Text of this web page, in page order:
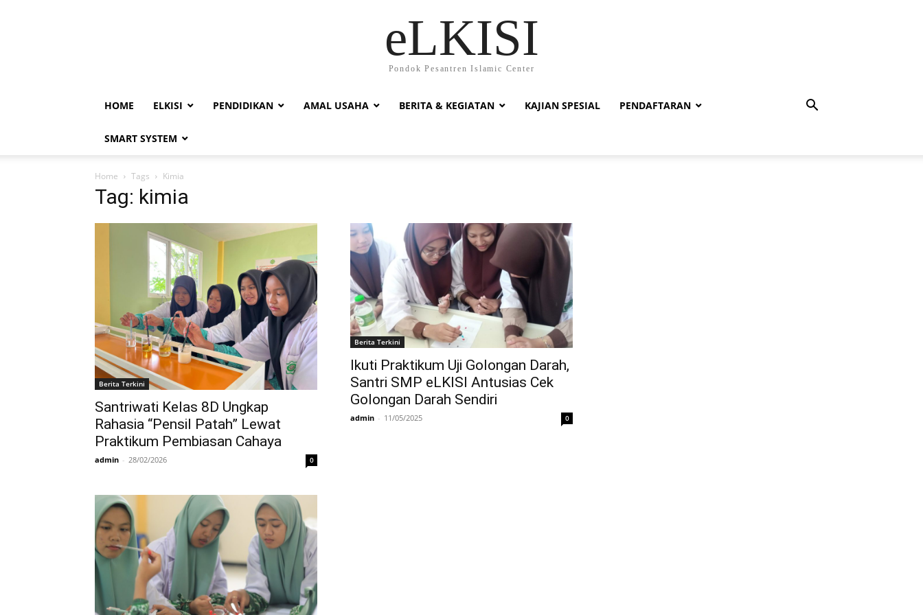
eLKISI
Pondok Pesantren Islamic Center
HOME ELKISI PENDIDIKAN AMAL USAHA BERITA & KEGIATAN KAJIAN SPESIAL PENDAFTARAN
SMART SYSTEM
Home Tags Kimia
Tag: kimia
Berita Terkini
Santriwati Kelas 8D Ungkap
Rahasia “Pensil Patah” Lewat
Praktikum Pembiasan Cahaya
admin - 28/02/2026 0
Berita Terkini
Ikuti Praktikum Uji Golongan Darah,
Santri SMP eLKISI Antusias Cek
Golongan Darah Sendiri
admin - 11/05/2025 0